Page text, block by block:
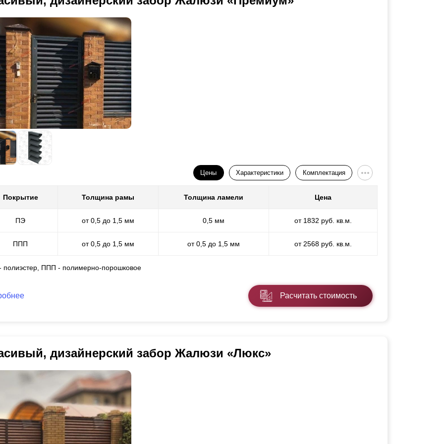
Цены Характеристики Комплектация
Покрытие Толщина рамы Толщина ламели Цена
ПЭ от 0,5 до 1,5 мм 0,5 мм от 1832 руб. кв.м.
ППП от 0,5 до 1,5 мм от 0,5 до 1,5 мм от 2568 руб. кв.м.
полиэстер, ППП - полимерно-порошковое
Расчитать стоимость
дизайнерский забор Жалюзи «Люкс»